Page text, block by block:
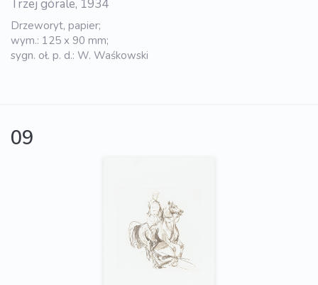
Trzej górale, 1934
Drzeworyt, papier;
wym.: 125 x 90 mm;
sygn. oł. p. d.: W. Waśkowski
09